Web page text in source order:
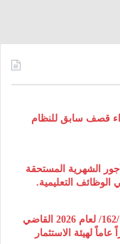
قصف سابق للنظام
الشهرية المستحقة
التعليمية.
الرئيس “أحمد الشرع” يصدر المرسوم رقم /162/ لعام 2026 ‌القاضي
لهيئة ‌الاستثمار